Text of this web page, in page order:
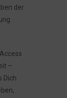
der
–
Dich